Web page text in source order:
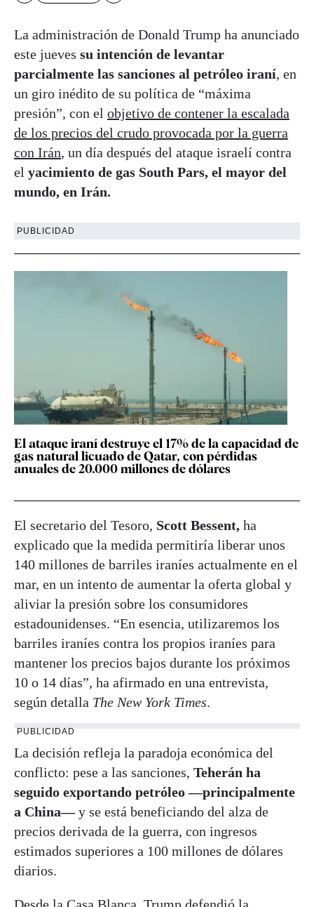
La administración de Donald Trump ha anunciado
este jueves su intención de levantar
parcialmente las sanciones al petróleo iraní, en
un giro inédito de su política de “máxima
presión”, con el objetivo de contener la escalada
de los precios del crudo provocada por la guerra
con Irán, un día después del ataque israelí contra
el yacimiento de gas South Pars, el mayor del
mundo, en Irán.
PUBLICIDAD
El ataque iraní destruye el 17% de la capacidad de
gas natural licuado de Qatar, con pérdidas
anuales de 20.000 millones de dólares
El secretario del Tesoro, Scott Bessent, ha
explicado que la medida permitiría liberar unos
140 millones de barriles iraníes actualmente en el
mar, en un intento de aumentar la oferta global y
aliviar la presión sobre los consumidores
estadounidenses. “En esencia, utilizaremos los
barriles iraníes contra los propios iraníes para
mantener los precios bajos durante los próximos
10 o 14 días”, ha afirmado en una entrevista,
según detalla The New York Times.
PUBLICIDAD
La decisión refleja la paradoja económica del
conflicto: pese a las sanciones, Teherán ha
seguido exportando petróleo —principalmente
a China—y se está beneficiando del alza de
precios derivada de la guerra, con ingresos
estimados superiores a 100 millones de dólares
diarios.
Desde la Casa Blanca, Trump defendió la